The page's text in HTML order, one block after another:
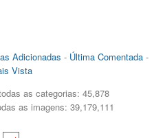
Adicionadas - Última Comentada-
Vista
as categorias: 45,878
as imagens: 39,179,111